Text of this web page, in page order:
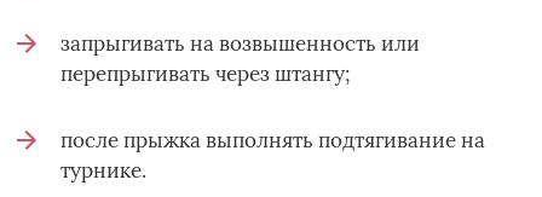
запрыгивать на возвышенность или
перепрыгивать через штангу;
после прыжка выполнять подтягивание на
турнике.